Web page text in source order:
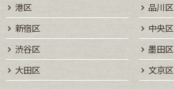
港区
品川区
新宿区
中央区
渋谷区
墨田区
大田区
文京区